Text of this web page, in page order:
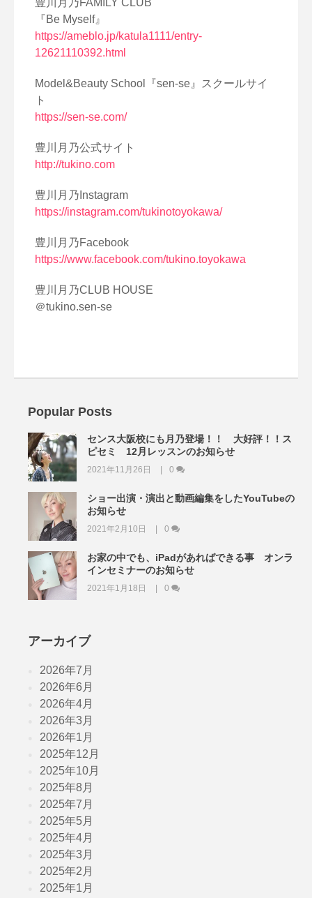
豊川月乃FAMILY CLUB
『Be Myself』
https://ameblo.jp/katula1111/entry-
12621110392.html
Model&Beauty School『sen-se』スクールサイ
ト
https://sen-se.com/
豊川月乃公式サイト
http://tukino.com
豊川月乃Instagram
https://instagram.com/tukinotoyokawa/
豊川月乃Facebook
https://www.facebook.com/tukino.toyokawa
豊川月乃CLUB HOUSE
＠tukino.sen-se
Popular Posts
センス大阪校にも月乃登場！！ 大好評！！ス
ピセミ 12月レッスンのお知らせ
2021年11月26日 0
ショー出演・演出と動画編集をしたYouTubeの
お知らせ
2021年2月10日 0
お家の中でも、iPadがあればできる事 オンラ
インセミナーのお知らせ
2021年1月18日 0
アーカイブ
2026年7月
2026年6月
2026年4月
2026年3月
2026年1月
2025年12月
2025年10月
2025年8月
2025年7月
2025年5月
2025年4月
2025年3月
2025年2月
2025年1月